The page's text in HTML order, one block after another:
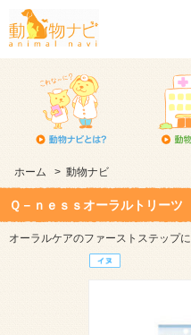
ホーム > 動物ナビ
Ｑ－ｎｅｓｓオーラルトリーツ
オーラルケアのファーストステップに